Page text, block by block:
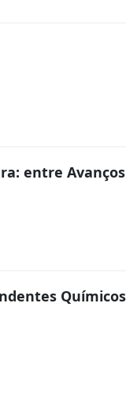
entre
Químicos